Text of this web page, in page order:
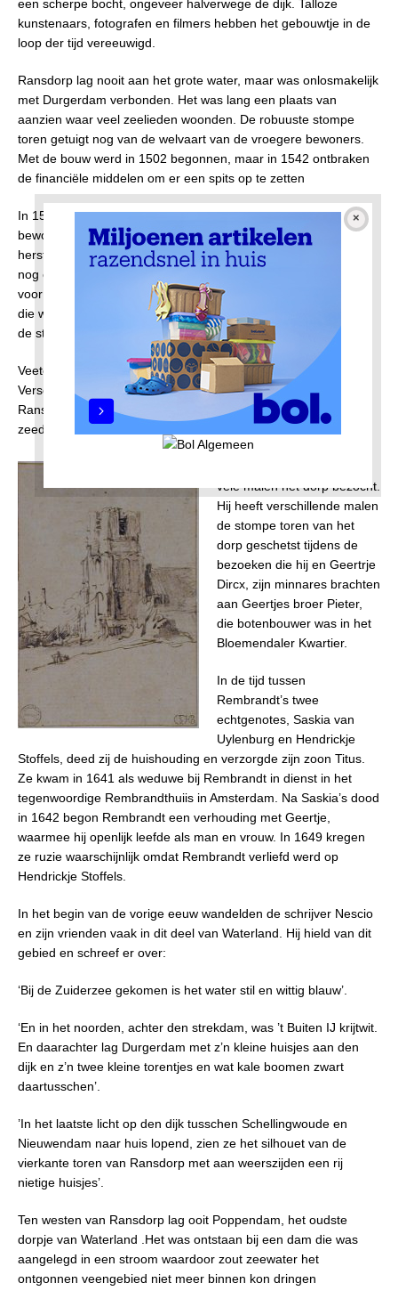
een scherpe bocht, ongeveer halverwege de dijk. Talloze
kunstenaars, fotografen en filmers hebben het gebouwtje in de
loop der tijd vereeuwigd.
Ransdorp lag nooit aan het grote water, maar was onlosmakelijk
met Durgerdam verbonden. Het was lang een plaats van
aanzien waar veel zeelieden woonden. De robuuste stompe
toren getuigt nog van de welvaart van de vroegere bewoners.
Met de bouw werd in 1502 begonnen, maar in 1542 ontbraken
de financiële middelen om er een spits op te zetten
In 1572 werd de plaats verwoest door de Spanjaarden. Veel
bewoners zochten daarna hun heil in Amsterdam. Ransdorp
herstelde
daarna niet meer van deze ramp. Wel werd in 1652
nog een fraai raadhuis gebouwd wat onder meer werd gebruikt
voor de vergaderingen van de Waterlandse Unie (1619-1811),
die was opgericht om de rechten en vrijheden van de dorpen in
de streek
te beschermen.
Veeteelt was eeuwenlang de belangrijkste bron van inkomsten.
Verse melk werd in schuiten naar Amsterdam gebracht. Vanuit
Ransdorp strekten de weilanden zich tot aan de horizon en de
zeedijk uit. Amsterdam lag nog ver weg.
vele malen het dorp bezocht.
Hij heeft verschillende malen
de stompe toren van het
dorp geschetst tijdens de
bezoeken die hij en Geertrje
Dircx, zijn minnares brachten
aan Geertjes broer Pieter,
die botenbouwer was in het
Bloemendaler Kwartier.
In de tijd tussen
Rembrandt’s twee
echtgenotes, Saskia van
Uylenburg en Hendrickje
Stoffels, deed zij de huishouding en verzorgde zijn zoon Titus.
Ze kwam in 1641 als weduwe bij Rembrandt in dienst in het
tegenwoordige Rembrandthuiis in Amsterdam. Na Saskia’s dood
in 1642 begon Rembrandt een verhouding met Geertje,
waarmee hij openlijk leefde als man en vrouw. In 1649 kregen
ze ruzie waarschijnlijk omdat Rembrandt verliefd werd op
Hendrickje Stoffels.
In het begin van de vorige eeuw wandelden de schrijver Nescio
en zijn vrienden vaak in dit deel van Waterland. Hij hield van dit
gebied en schreef er over:
‘Bij de Zuiderzee gekomen is het water stil en wittig blauw’.
‘En in het noorden, achter den strekdam, was ’t Buiten IJ krijtwit.
En daarachter lag Durgerdam met z’n kleine huisjes aan den
dijk en z’n twee kleine torentjes en wat kale boomen zwart
daartusschen’.
’In het laatste licht op den dijk tusschen Schellingwoude en
Nieuwendam naar huis lopend, zien ze het silhouet van de
vierkante toren van Ransdorp met aan weerszijden een rij
nietige huisjes’.
Ten westen van Ransdorp lag ooit Poppendam, het oudste
dorpje van Waterland .Het was ontstaan bij een dam die was
aangelegd in een stroom waardoor zout zeewater het
ontgonnen veengebied niet meer binnen kon dringen